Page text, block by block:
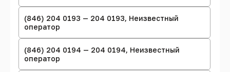
(846) 204 0193 — 204 0193, Неизвестный
оператор
(846) 204 0194 — 204 0194, Неизвестный
оператор